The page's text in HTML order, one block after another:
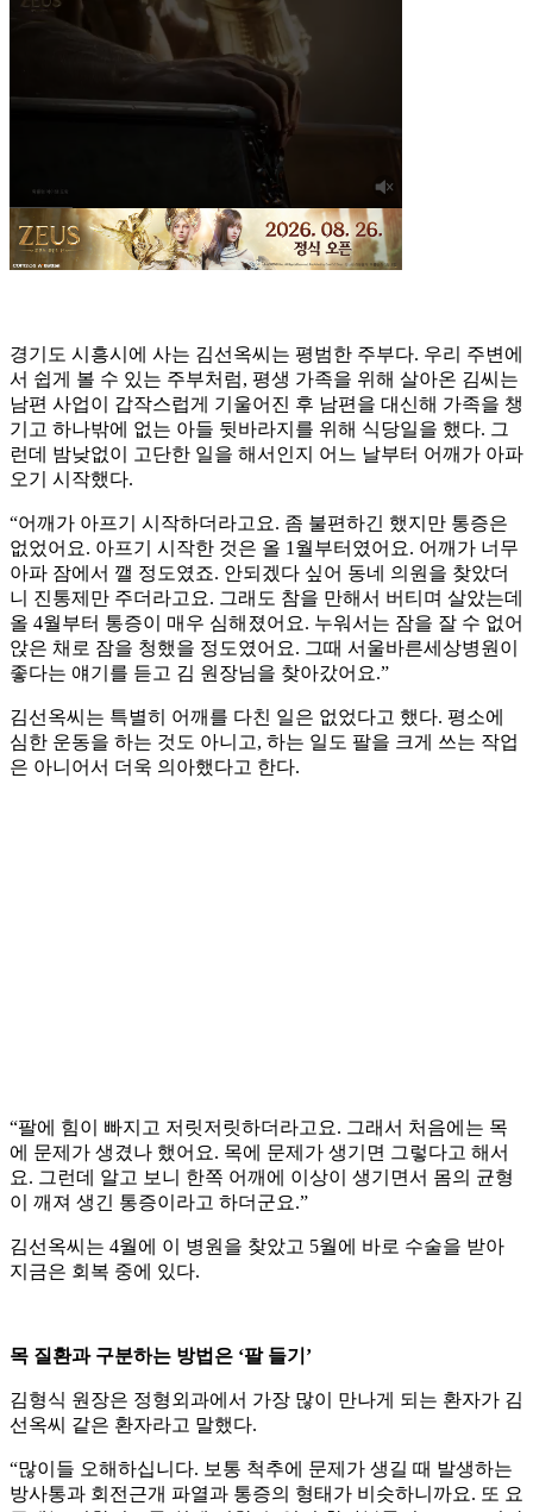
경기도 시흥시에 사는 김선옥씨는 평범한 주부다. 우리 주변에
서 쉽게 볼 수 있는 주부처럼, 평생 가족을 위해 살아온 김씨는
남편 사업이 갑작스럽게 기울어진 후 남편을 대신해 가족을 챙
기고 하나밖에 없는 아들 뒷바라지를 위해 식당일을 했다. 그
런데 밤낮없이 고단한 일을 해서인지 어느 날부터 어깨가 아파
오기 시작했다.
“어깨가 아프기 시작하더라고요. 좀 불편하긴 했지만 통증은
없었어요. 아프기 시작한 것은 올 1월부터였어요. 어깨가 너무
아파 잠에서 깰 정도였죠. 안되겠다 싶어 동네 의원을 찾았더
니 진통제만 주더라고요. 그래도 참을 만해서 버티며 살았는데
올 4월부터 통증이 매우 심해졌어요. 누워서는 잠을 잘 수 없어
앉은 채로 잠을 청했을 정도였어요. 그때 서울바른세상병원이
좋다는 얘기를 듣고 김 원장님을 찾아갔어요.”
김선옥씨는 특별히 어깨를 다친 일은 없었다고 했다. 평소에
심한 운동을 하는 것도 아니고, 하는 일도 팔을 크게 쓰는 작업
은 아니어서 더욱 의아했다고 한다.
“팔에 힘이 빠지고 저릿저릿하더라고요. 그래서 처음에는 목
에 문제가 생겼나 했어요. 목에 문제가 생기면 그렇다고 해서
요. 그런데 알고 보니 한쪽 어깨에 이상이 생기면서 몸의 균형
이 깨져 생긴 통증이라고 하더군요.”
김선옥씨는 4월에 이 병원을 찾았고 5월에 바로 수술을 받아
지금은 회복 중에 있다.
목 질환과 구분하는 방법은 ‘팔 들기’
김형식 원장은 정형외과에서 가장 많이 만나게 되는 환자가 김
선옥씨 같은 환자라고 말했다.
“많이들 오해하십니다. 보통 척추에 문제가 생길 때 발생하는
방사통과 회전근개 파열과 통증의 형태가 비슷하니까요. 또 요